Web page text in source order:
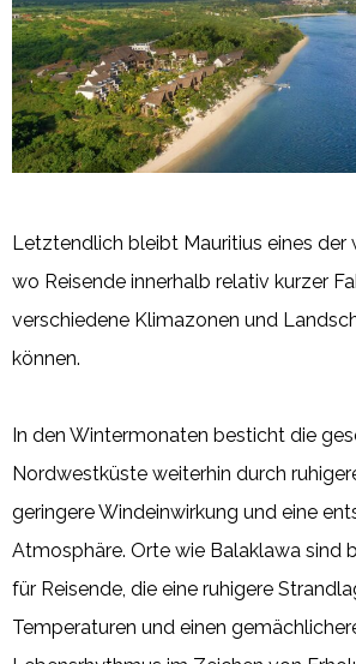
Letztendlich bleibt Mauritius eines der
wo Reisende innerhalb relativ kurzer
verschiedene Klimazonen und
können.
In den Wintermonaten besticht die
Nordwestküste weiterhin durch
geringere Windeinwirkung und eine
Atmosphäre. Orte wie Balaklawa sind
für Reisende, die eine ruhigere
Temperaturen und einen